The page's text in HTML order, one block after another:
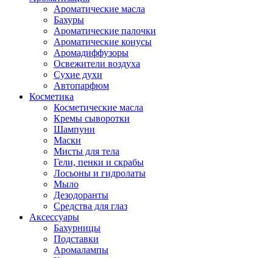
Ароматические масла
Бахуры
Ароматические палочки
Ароматические конусы
Аромадиффузоры
Освежители воздуха
Сухие духи
Автопарфюм
Косметика
Косметические масла
Кремы сыворотки
Шампуни
Маски
Мисты для тела
Гели, пенки и скрабы
Лосьоны и гидролаты
Мыло
Дезодоранты
Средства для глаз
Аксессуары
Бахурницы
Подставки
Аромалампы